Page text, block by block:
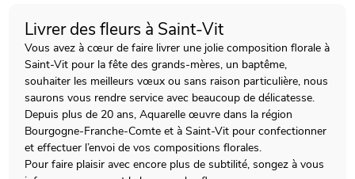
Livrer des fleurs à Saint-Vit
Vous avez à cœur de faire livrer une jolie composition florale à
Saint-Vit pour la fête des grands-mères, un baptême,
souhaiter les meilleurs vœux ou sans raison particulière, nous
saurons vous rendre service avec beaucoup de délicatesse.
Depuis plus de 20 ans, Aquarelle œuvre dans la région
Bourgogne-Franche-Comte et à Saint-Vit pour confectionner
et effectuer l’envoi de vos compositions florales.
Pour faire plaisir avec encore plus de subtilité, songez à vous